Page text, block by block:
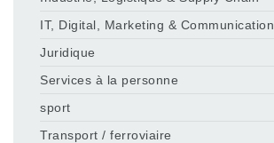
IT, Digital, Marketing & Communication
Juridique
Services à la personne
sport
Transport / ferroviaire